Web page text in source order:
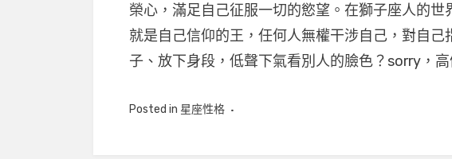
榮心，滿足自己征服一切的慾望。在獅子座人的
就是自己信仰的王，任何人無權干涉自己，對自
子、放下身段，低聲下氣看別人的臉色？sorry，
Posted in 星座性格